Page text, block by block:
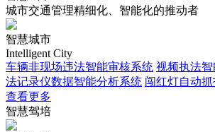
城市交通管理精细化、智能化的推动者
智慧城市
Intelligent City
车辆非现场违法智能审核系统 视频执法
法记录仪数据智能分析系统 闯红灯自动
查看更多
智慧驾培